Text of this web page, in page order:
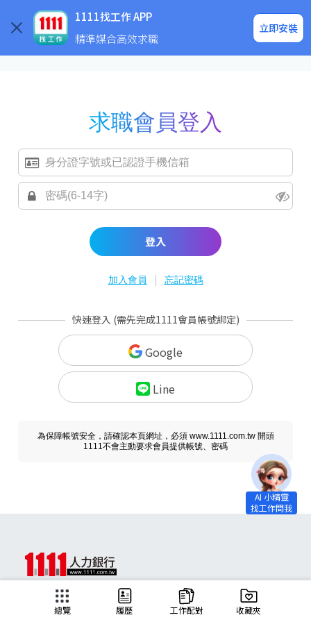
1111找工作 APP
精準媒合高效求職
立即安裝
企業求才
求職會員登入
登入
加入會員 | 忘記密碼
快速登入 (需先完成1111會員帳號綁定)
Google
Line
為保障帳號安全，請確認本頁網址，必須 www.1111.com.tw 開頭
1111不會主動要求會員提供帳號、密碼
總覽 履歷 工作配對 收藏夾